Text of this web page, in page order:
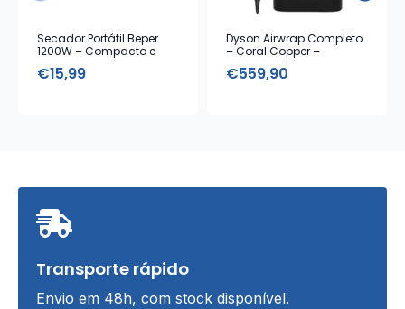
Secador Portátil Beper
1200W – Compacto e
€15,99
Dyson Airwrap Completo
– Coral Copper –
Armazenamento
€559,90
Transporte rápido
Envio em 48h, com stock disponível.